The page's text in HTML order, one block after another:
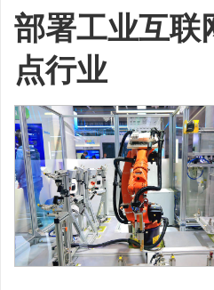
部署工业互联
点行业